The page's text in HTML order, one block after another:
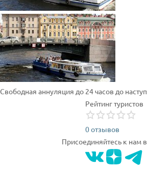
Свободная аннуляция до 24 часов до
Рейтинг туристов
0 отзывов
Присоединяйтесь к нам